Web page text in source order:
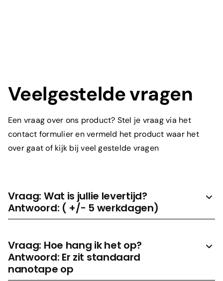
Veelgestelde vragen
Een vraag over ons product? Stel je vraag via het
contact formulier en vermeld het product waar het
over gaat of kijk bij veel gestelde vragen
Vraag: Wat is jullie levertijd?
Antwoord: ( +/- 5 werkdagen)
Vraag: Hoe hang ik het op?
Antwoord: Er zit standaard
nanotape op